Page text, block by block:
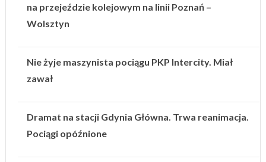
na przejeździe kolejowym na linii Poznań –
Wolsztyn
Nie żyje maszynista pociągu PKP Intercity. Miał
zawał
Dramat na stacji Gdynia Główna. Trwa reanimacja.
Pociągi opóźnione